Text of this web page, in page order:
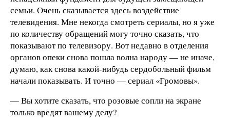
семьи. Очень сказывается здесь воздействие
телевидения. Мне некогда смотреть сериалы, но я уже
по количеству обращений могу точно сказать, что
показывают по телевизору. Вот недавно в отделения
органов опеки снова пошла волна народу — не иначе,
думаю, как снова какой-нибудь сердобольный фильм
начали показывать. И точно — сериал «Громовы».
— Вы хотите сказать, что розовые сопли на экране
только вредят вашему делу?